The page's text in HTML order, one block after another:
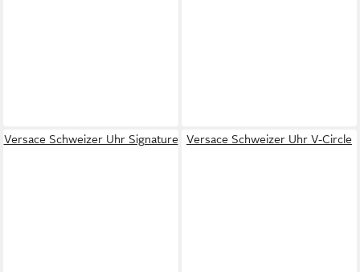
Versace Schweizer Uhr Signature Versace Schweizer Uhr V-Circle